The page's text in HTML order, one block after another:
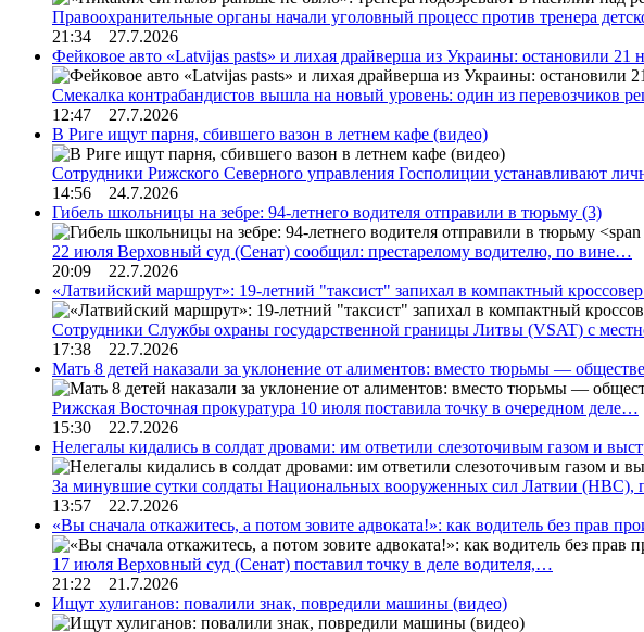
Правоохранительные органы начали уголовный процесс против тренера
21:34 27.7.2026
Фейковое авто «Latvijas pasts» и лихая драйверша из Украины: остановили 21
Смекалка контрабандистов вышла на новый уровень: один из перевозчиков
12:47 27.7.2026
В Риге ищут парня, сбившего вазон в летнем кафе (видео)
Сотрудники Рижского Северного управления Госполиции устанавливают
14:56 24.7.2026
Гибель школьницы на зебре: 94-летнего водителя отправили в тюрьму (3)
22 июля Верховный суд (Сенат) сообщил: престарелому водителю, по вине…
20:09 22.7.2026
«Латвийский маршрут»: 19-летний "таксист" запихал в компактный кроссовер
Сотрудники Службы охраны государственной границы Литвы (VSAT) с
17:38 22.7.2026
Мать 8 детей наказали за уклонение от алиментов: вместо тюрьмы —
Рижская Восточная прокуратура 10 июля поставила точку в очередном деле…
15:30 22.7.2026
Нелегалы кидались в солдат дровами: им ответили слезоточивым газом и
За минувшие сутки солдаты Национальных вооруженных сил Латвии
13:57 22.7.2026
«Вы сначала откажитесь, а потом зовите адвоката!»: как водитель без прав
17 июля Верховный суд (Сенат) поставил точку в деле водителя,…
21:22 21.7.2026
Ищут хулиганов: повалили знак, повредили машины (видео)